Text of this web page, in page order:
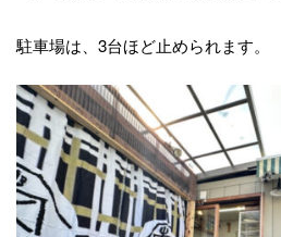
駐車場は、3台ほど止められます。